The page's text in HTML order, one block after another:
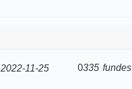
2022-11-25 0335 fundes